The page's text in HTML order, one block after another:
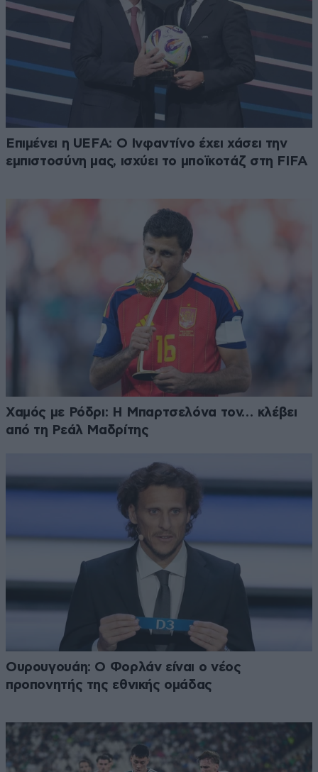
Επιμένει η UEFA: Ο Ινφαντίνο έχει χάσει την
εμπιστοσύνη μας, ισχύει το μποϊκοτάζ στη FIFA
Χαμός με Ρόδρι: Η Μπαρτσελόνα τον… κλέβει
από τη Ρεάλ Μαδρίτης
Ουρουγουάη: Ο Φορλάν είναι ο νέος
προπονητής της εθνικής ομάδας